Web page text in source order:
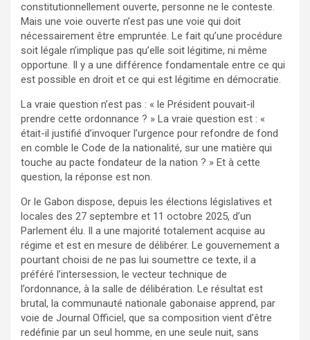
constitutionnellement ouverte, personne ne le conteste.
Mais une voie ouverte n’est pas une voie qui doit
nécessairement être empruntée. Le fait qu’une procédure
soit légale n’implique pas qu’elle soit légitime, ni même
opportune. Il y a une différence fondamentale entre ce qui
est possible en droit et ce qui est légitime en démocratie.
La vraie question n’est pas : « le Président pouvait-il
prendre cette ordonnance ? » La vraie question est : «
était-il justifié d’invoquer l’urgence pour refondre de fond
en comble le Code de la nationalité, sur une matière qui
touche au pacte fondateur de la nation ? » Et à cette
question, la réponse est non.
Or le Gabon dispose, depuis les élections législatives et
locales des 27 septembre et 11 octobre 2025, d’un
Parlement élu. Il a une majorité totalement acquise au
régime et est en mesure de délibérer. Le gouvernement a
pourtant choisi de ne pas lui soumettre ce texte, il a
préféré l’intersession, le vecteur technique de
l’ordonnance, à la salle de délibération. Le résultat est
brutal, la communauté nationale gabonaise apprend, par
voie de Journal Officiel, que sa composition vient d’être
redéfinie par un seul homme, en une seule nuit, sans